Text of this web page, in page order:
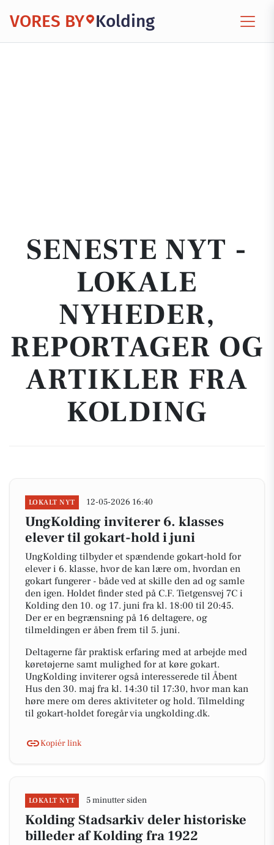
VORES BY Kolding
SENESTE NYT -
LOKALE
NYHEDER,
REPORTAGER OG
ARTIKLER FRA
KOLDING
LOKALT NYT 12-05-2026 16:40
UngKolding inviterer 6. klasses
elever til gokart-hold i juni
UngKolding tilbyder et spændende gokart-hold for
elever i 6. klasse, hvor de kan lære om, hvordan en
gokart fungerer - både ved at skille den ad og samle
den igen. Holdet finder sted på C.F. Tietgensvej 7C i
Kolding den 10. og 17. juni fra kl. 18:00 til 20:45.
Der er en begrænsning på 16 deltagere, og
tilmeldingen er åben frem til 5. juni.
Deltagerne får praktisk erfaring med at arbejde med
køretøjerne samt mulighed for at køre gokart.
UngKolding inviterer også interesserede til Åbent
Hus den 30. maj fra kl. 14:30 til 17:30, hvor man kan
høre mere om deres aktiviteter og hold. Tilmelding
til gokart-holdet foregår via ungkolding.dk.
Kopiér link
LOKALT NYT 5 minutter siden
Kolding Stadsarkiv deler historiske
billeder af Kolding fra 1922